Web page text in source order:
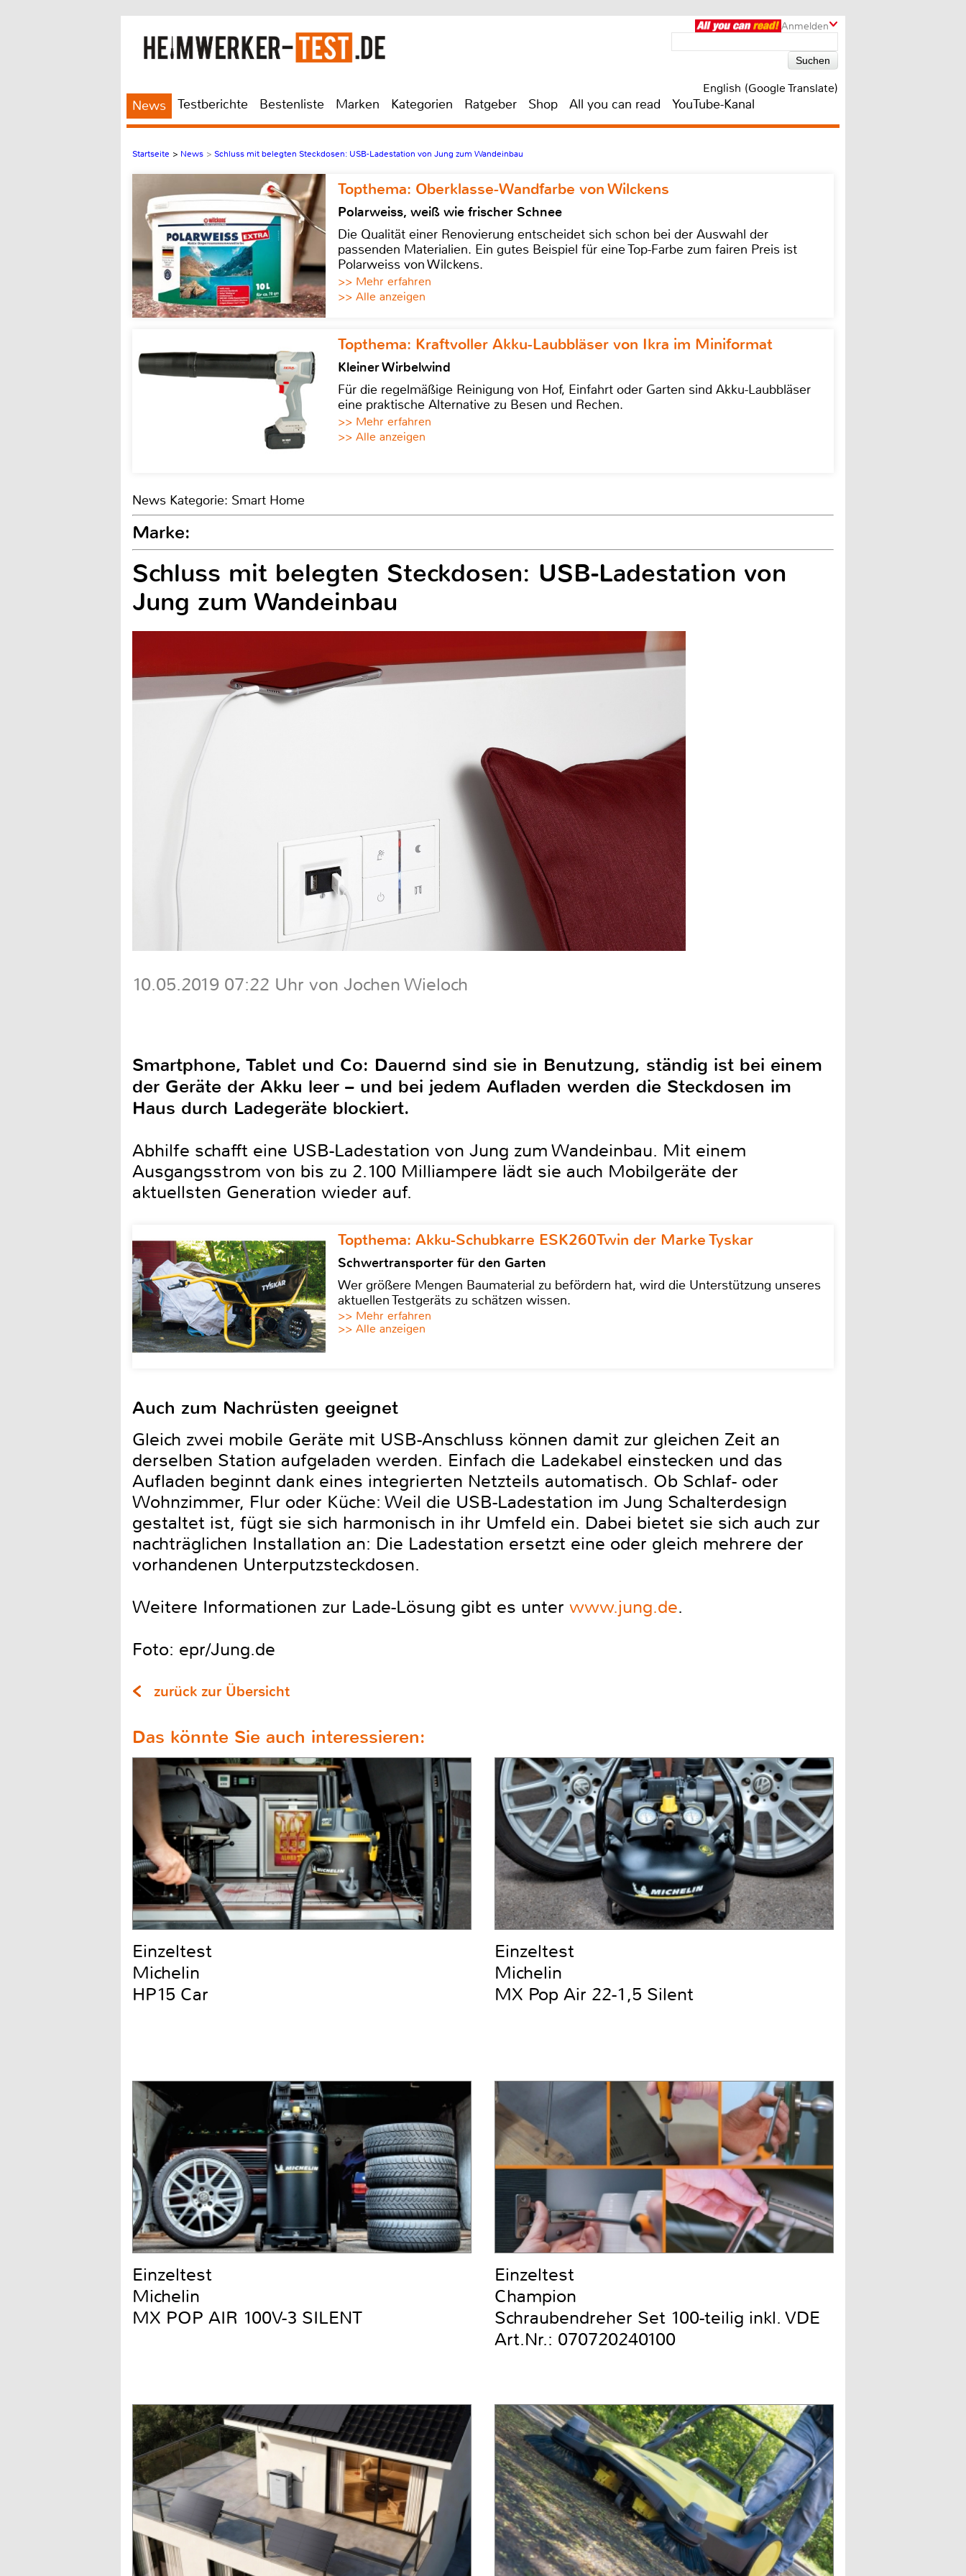
Anmelden
English (Google Translate)
News Testberichte Bestenliste Marken Kategorien Ratgeber Shop All you can read YouTube-Kanal
Startseite > News > Schluss mit belegten Steckdosen: USB-Ladestation von Jung zum Wandeinbau
Topthema: Oberklasse-Wandfarbe von Wilckens
Polarweiss, weiß wie frischer Schnee
Die Qualität einer Renovierung entscheidet sich schon bei der Auswahl der
passenden Materialien. Ein gutes Beispiel für eine Top-Farbe zum fairen Preis ist
Polarweiss von Wilckens.
>> Mehr erfahren
>> Alle anzeigen
Topthema: Kraftvoller Akku-Laubbläser von Ikra im Miniformat
Kleiner Wirbelwind
Für die regelmäßige Reinigung von Hof, Einfahrt oder Garten sind Akku-Laubbläser
eine praktische Alternative zu Besen und Rechen.
>> Mehr erfahren
>> Alle anzeigen
News Kategorie: Smart Home
Marke:
Schluss mit belegten Steckdosen: USB-Ladestation von
Jung zum Wandeinbau
10.05.2019 07:22 Uhr von Jochen Wieloch
Smartphone, Tablet und Co: Dauernd sind sie in Benutzung, ständig ist bei einem
der Geräte der Akku leer – und bei jedem Aufladen werden die Steckdosen im
Haus durch Ladegeräte blockiert.
Abhilfe schafft eine USB-Ladestation von Jung zum Wandeinbau. Mit einem
Ausgangsstrom von bis zu 2.100 Milliampere lädt sie auch Mobilgeräte der
aktuellsten Generation wieder auf.
Topthema: Akku-Schubkarre ESK260Twin der Marke Tyskar
Schwertransporter für den Garten
Wer größere Mengen Baumaterial zu befördern hat, wird die Unterstützung unseres
aktuellen Testgeräts zu schätzen wissen.
>> Mehr erfahren
>> Alle anzeigen
Auch zum Nachrüsten geeignet
Gleich zwei mobile Geräte mit USB-Anschluss können damit zur gleichen Zeit an
derselben Station aufgeladen werden. Einfach die Ladekabel einstecken und das
Aufladen beginnt dank eines integrierten Netzteils automatisch. Ob Schlaf- oder
Wohnzimmer, Flur oder Küche: Weil die USB-Ladestation im Jung Schalterdesign
gestaltet ist, fügt sie sich harmonisch in ihr Umfeld ein. Dabei bietet sie sich auch zur
nachträglichen Installation an: Die Ladestation ersetzt eine oder gleich mehrere der
vorhandenen Unterputzsteckdosen.
Weitere Informationen zur Lade-Lösung gibt es unter www.jung.de.
Foto: epr/Jung.de
zurück zur Übersicht
Das könnte Sie auch interessieren:
Einzeltest
Michelin
HP15 Car
Einzeltest
Michelin
MX Pop Air 22-1,5 Silent
Einzeltest
Michelin
MX POP AIR 100V-3 SILENT
Einzeltest
Champion
Schraubendreher Set 100-teilig inkl. VDE
Art.Nr.: 070720240100